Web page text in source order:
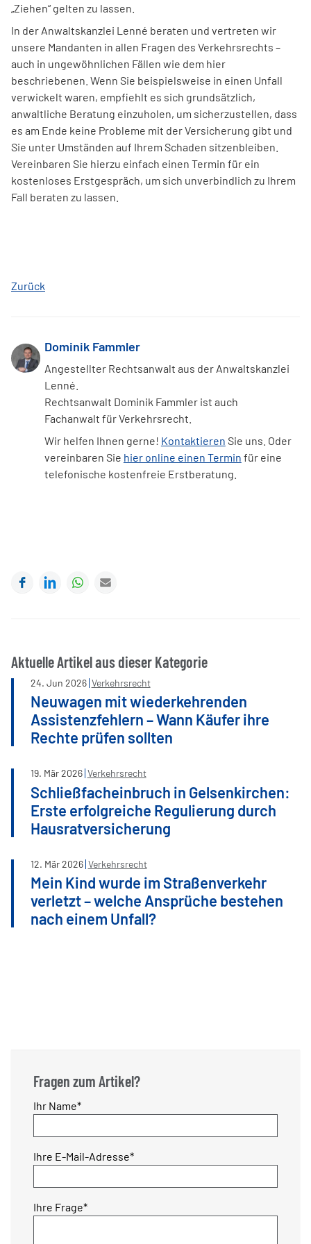
„Ziehen“ gelten zu lassen.
In der Anwaltskanzlei Lenné beraten und vertreten wir
unsere Mandanten in allen Fragen des Verkehrsrechts –
auch in ungewöhnlichen Fällen wie dem hier
beschriebenen. Wenn Sie beispielsweise in einen Unfall
verwickelt waren, empfiehlt es sich grundsätzlich,
anwaltliche Beratung einzuholen, um sicherzustellen, dass
es am Ende keine Probleme mit der Versicherung gibt und
Sie unter Umständen auf Ihrem Schaden sitzenbleiben.
Vereinbaren Sie hierzu einfach einen Termin für ein
kostenloses Erstgespräch, um sich unverbindlich zu Ihrem
Fall beraten zu lassen.
Zurück
Dominik Fammler
Angestellter Rechtsanwalt aus der Anwaltskanzlei
Lenné.
Rechtsanwalt Dominik Fammler ist auch
Fachanwalt für Verkehrsrecht.
Wir helfen Ihnen gerne! Kontaktieren Sie uns. Oder
vereinbaren Sie hier online einen Termin für eine
telefonische kostenfreie Erstberatung.
FacebookLinkedInWhatsApp
Aktuelle Artikel aus dieser Kategorie
24. Jun 2026 Verkehrsrecht
Neuwagen mit wiederkehrenden
Assistenzfehlern – Wann Käufer ihre
Rechte prüfen sollten
19. Mär2026 Verkehrsrecht
Schließfacheinbruch in Gelsenkirchen:
Erste erfolgreiche Regulierung durch
Hausratversicherung
12. Mär2026 Verkehrsrecht
Mein Kind wurde im Straßenverkehr
verletzt – welche Ansprüche bestehen
nach einem Unfall?
Fragen zum Artikel?
Pflichtfeld
Ihr Name*
Pflichtfeld
Ihre E-Mail-Adresse*
Pflichtfeld
Ihre Frage*